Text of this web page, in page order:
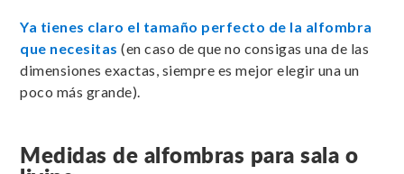
Ya tienes claro el tamaño perfecto de la alfombra
que necesitas (en caso de que no consigas una de las
dimensiones exactas, siempre es mejor elegir una un
poco más grande).
Medidas de alfombras para sala o